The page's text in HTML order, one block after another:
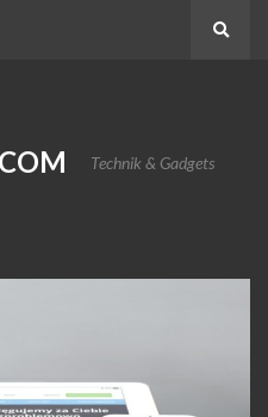
Technik & Gadgets